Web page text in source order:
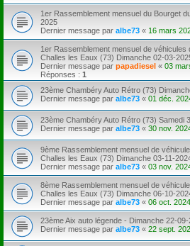
1er Rassemblement mensuel du Bourget
2025
Dernier message par albe73 « 16 mars
1er Rassemblement mensuel de véhicules
Challes les Eaux (73) Dimanche 02-03-
Dernier message par papadiesel « 03
Réponses : 1
23ème Chambéry Auto Rétro (73)
Dernier message par albe73 « 01 déc.
23ème Chambéry Auto Rétro (73) Samedi
Dernier message par albe73 « 30 nov.
9ème Rassemblement mensuel de
Challes les Eaux (73) Dimanche 03-11-
Dernier message par albe73 « 03 nov.
8ème Rassemblement mensuel de
Challes les Eaux (73) Dimanche 06-10-
Dernier message par albe73 « 06 oct.
23ème Aix auto légende - Dimanche 22-09-
Dernier message par albe73 « 22 sept.